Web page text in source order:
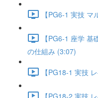
【PG6-1 実技
【PG6-1 座学
の仕組み (3:07)
【PG18-1 実技
【PG18-2 実技